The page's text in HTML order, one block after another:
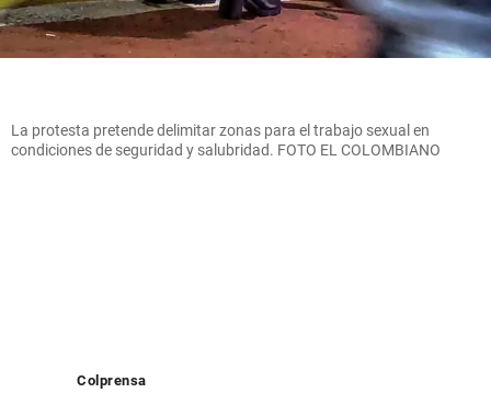
La protesta pretende delimitar zonas para el trabajo sexual en
condiciones de seguridad y salubridad. FOTO EL COLOMBIANO
Colprensa